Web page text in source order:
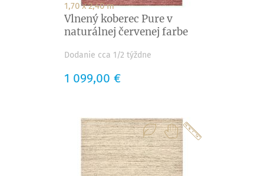
1,70 x 2,40 m
Vlnený koberec Pure v
naturálnej červenej farbe
Dodanie cca 1/2 týždne
Cena
1 099,00 €